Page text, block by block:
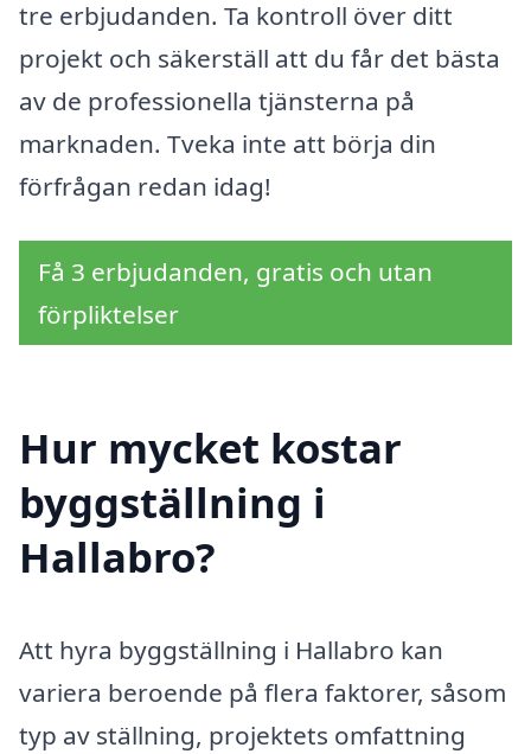
tre erbjudanden. Ta kontroll över ditt
projekt och säkerställ att du får det bästa
av de professionella tjänsterna på
marknaden. Tveka inte att börja din
förfrågan redan idag!
Få 3 erbjudanden, gratis och utan
förpliktelser
Hur mycket kostar
byggställning i
Hallabro?
Att hyra byggställning i Hallabro kan
variera beroende på flera faktorer, såsom
typ av ställning, projektets omfattning